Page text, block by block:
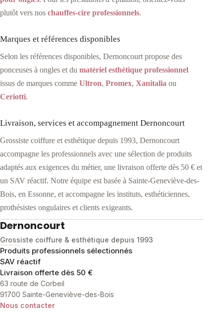
plutôt vers nos chauffes-cire professionnels.
Marques et références disponibles
Selon les références disponibles, Dernoncourt propose des
ponceuses à ongles et du matériel esthétique professionnel
issus de marques comme Ultron, Promex, Xanitalia ou
Ceriotti.
Livraison, services et accompagnement Dernoncourt
Grossiste coiffure et esthétique depuis 1993, Dernoncourt
accompagne les professionnels avec une sélection de produits
adaptés aux exigences du métier, une livraison offerte dès 50 € et
un SAV réactif. Notre équipe est basée à Sainte-Geneviève-des-
Bois, en Essonne, et accompagne les instituts, esthéticiennes,
prothésistes ongulaires et clients exigeants.
Dernoncourt
Grossiste coiffure & esthétique depuis 1993
Produits professionnels sélectionnés
SAV réactif
Livraison offerte dès 50 €
63 route de Corbeil
91700 Sainte-Geneviève-des-Bois
Nous contacter